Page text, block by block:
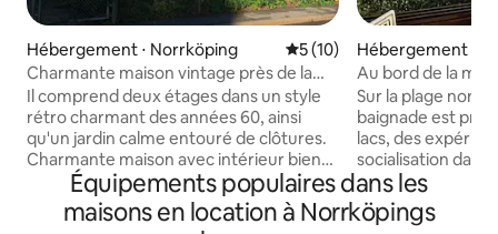
Hébergement ⋅ Norrköping Évaluation moyenne sur la
5 (10)
Charmante maison vintage près de la
ville
Il comprend deux étages dans un style
rétro charmant des années 60, ainsi
qu'un jardin calme entouré de clôtures.
Charmante maison avec intérieur bien
conservé des années 60. Cuisine
entièrement équipée, réfrigérateur et
congélateur. Jouez de vieux disques
Hébergement ⋅
Au bord de la mer
Kolmården
Sur la plage nord
baignade est
lacs, des
socialisation dans
Dans le coin se
avec étang
et le Kvarsebo Havbad. La
Équipements populaires dans les
maisons en location à Norrköpings